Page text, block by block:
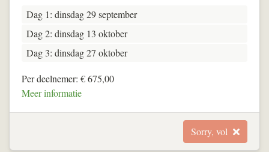
Dag 1: dinsdag 29 september
Dag 2: dinsdag 13 oktober
Dag 3: dinsdag 27 oktober
Per deelnemer: € 675,00
Meer informatie
Sorry, vol